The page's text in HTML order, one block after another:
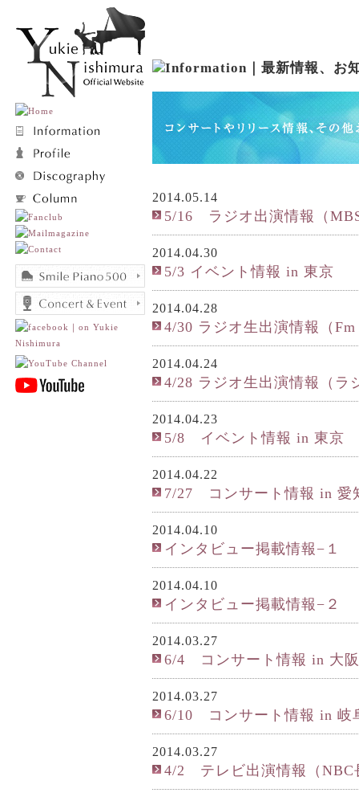
2014.05.14
5/16 ラジオ出演情報（
2014.04.30
5/3 イベント情報 in 東京
2014.04.28
4/30 ラジオ生出演情報（
2014.04.24
4/28 ラジオ生出演情報（ラ
2014.04.23
5/8 イベント情報 in 東京
2014.04.22
7/27 コンサート情報 in 愛
2014.04.10
インタビュー掲載情報−１
2014.04.10
インタビュー掲載情報−２
2014.03.27
6/4 コンサート情報 in 大阪
2014.03.27
6/10 コンサート情報 in 岐
2014.03.27
4/2 テレビ出演情報（NBC